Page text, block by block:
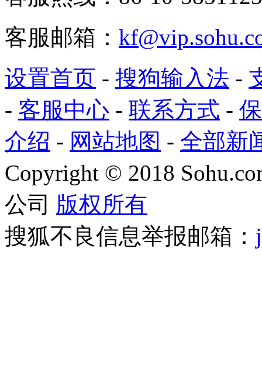
客服邮箱：
设置首页 - 搜狗输入法 -
- 客服中心 - 联系方式 -
介绍 - 网站地图 - 全部新
Copyright © 2018
公司 版权所有
搜狐不良信息举报邮箱：